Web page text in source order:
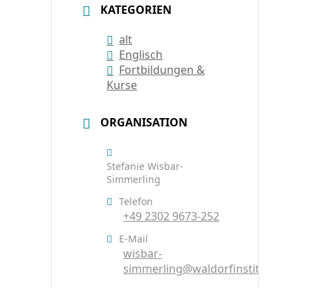
KATEGORIEN
alt
Englisch
Fortbildungen &
Kurse
ORGANISATION
Stefanie Wisbar-
Simmerling
Telefon
+49 2302 9673-252
E-Mail
wisbar-
simmerling@waldorfinstitut.de